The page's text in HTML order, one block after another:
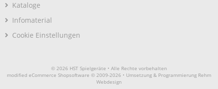
Kataloge
Infomaterial
Cookie Einstellungen
© 2026 HST Spielgeräte • Alle Rechte vorbehalten
modified eCommerce Shopsoftware © 2009-2026 • Umsetzung & Programmierung Rehm
Webdesign